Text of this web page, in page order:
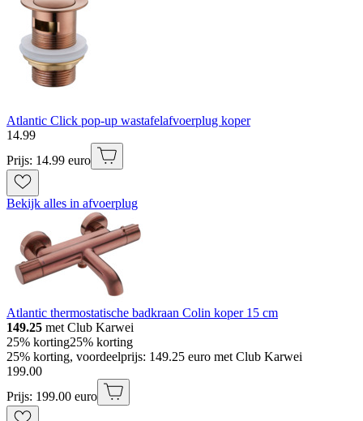
Atlantic Click pop-up wastafelafvoerplug koper
14.99
Prijs: 14.99 euro
Bekijk alles in afvoerplug
Atlantic thermostatische badkraan Colin koper 15 cm
149.25 met Club Karwei
25% korting25% korting
25% korting, voordeelprijs: 149.25 euro met Club Karwei
199.00
Prijs: 199.00 euro